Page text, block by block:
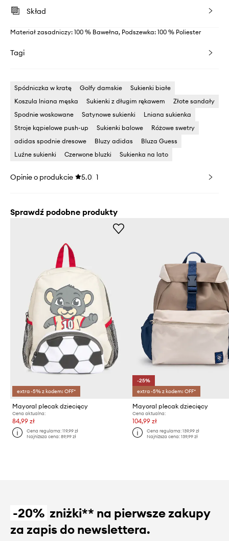
Skład
Materiał zasadniczy: 100 % Bawełna, Podszewka: 100 % Poliester
Tagi
Spódniczka w kratę Golfy damskie
Sukienki białe
Koszula lniana męska
Sukienki z długim rękawem
Złote sandały
Spodnie woskowane
Satynowe sukienki
Lniana sukienka
Stroje kąpielowe push-up
Sukienki balowe
Różowe swetry
adidas spodnie dresowe
Bluzy adidas
Bluza Guess
Luźne sukienki
Czerwone bluzki Sukienka na lato
Opinie o produkcie 5.0 1
Sprawdź podobne produkty
extra -5% z kodem: OFF*
Mayoral plecak dziecięcy
Cena aktualna:
84,99 zł
Cena regularna:119,99 zł
Najniższa cena:89,99 zł
-25%
extra -5% z kodem: OFF*
Mayoral plecak dziecięcy
Cena aktualna:
104,99 zł
Cena regularna: 139,99 zł
Najniższa cena: 139,99 zł
-20% zniżki** na pierwsze zakupy
za zapis do newslettera.